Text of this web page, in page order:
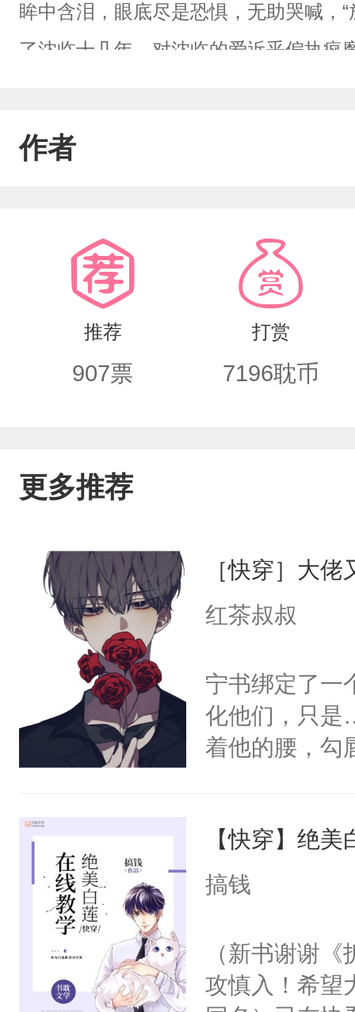
眸中含泪，眼底尽是恐惧，无助哭喊
了沈临十几年，对沈临的爱近乎偏执疯
年。”小替身乖巧忍受，时时刻刻都盼
找的时候，原地已经没了小替身的身
他看到原本深爱之人的兄长抱着小替
哪里有长得一模一样的人。他心心念
HE，禁止人身攻击，
致歉
作者
推荐
907票
打赏
7196耽币
更多推荐
［快穿］大
红茶叔叔
宁书绑定了一
化他们，只是
着他的腰，勾
来，给老公
用力——为你
【快穿】绝
搞钱
（新书谢谢
攻慎入！希望